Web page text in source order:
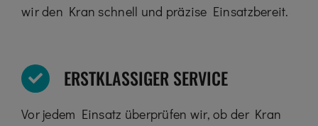
wir den Kran schnell und präzise Einsatzbereit.
ERSTKLASSIGER SERVICE
Vor jedem Einsatz überprüfen wir, ob der Kran